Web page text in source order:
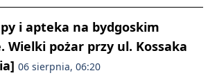
i apteka na bydgoskim
Wielki pożar przy ul. Kossaka
06 sierpnia, 06:20